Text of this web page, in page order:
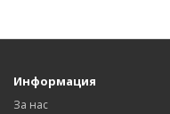
Информация
За нас